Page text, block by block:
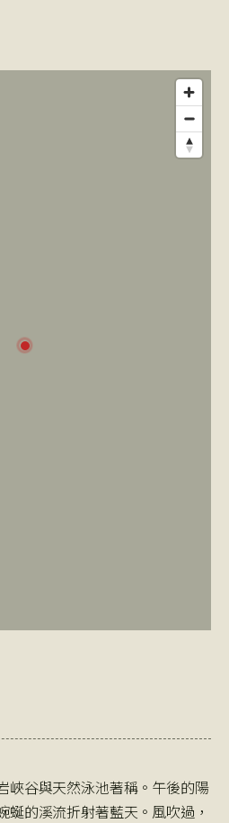
峽谷與天然泳池著稱。午後的陽
的溪流折射著藍天。風吹過，